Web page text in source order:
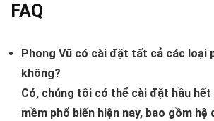
FAQ
Phong Vũ có cài đặt tất cả các loại
không?
Có, chúng tôi có thể cài đặt hầu hết
mềm phổ biến hiện nay, bao gồm hệ